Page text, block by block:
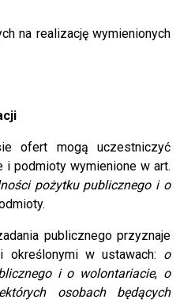
na realizację wymienionych
ofert mogą uczestniczyć
i podmioty wymienione w art.
pożytku publicznego i o
publicznego przyznaje
w ustawach: o
i o wolontariacie, o
osobach będących